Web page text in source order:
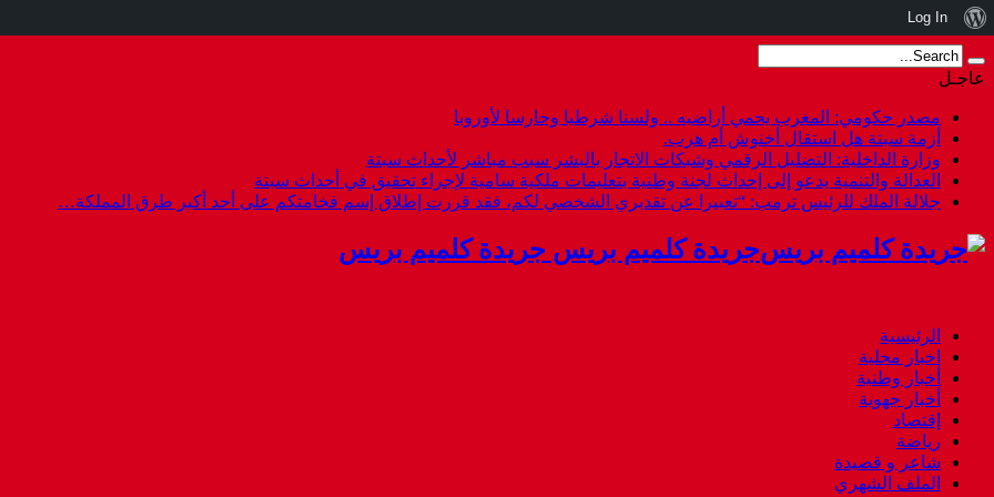
عاجـل
مصدر حكومي: المغرب يحمي أراضيه .. ولسنا شرطيا وحارسا لأوروبا
أزمة سبتة هل استقال أخنوش أم هرب.
وزارة الداخلية: التضليل الرقمي وشبكات الاتجار بالبشر سبب مباشر لأحداث سبتة
العدالة والتنمية يدعو إلى إحداث لجنة وطنية بتعليمات ملكية سامية لإجراء تحقيق في أحداث سبتة
جلالة الملك للرئيس ترمب: “تعبيرا عن تقديري الشخصي لكم، فقد قررت إطلاق إسم فخامتكم على أحد أكبر طرق المملكة…
جريدة كلميم بريس جريدة كلميم بريس
الرئيسية
اخبار محلية
أخبار وطنية
أخبار جهوية
إقتصاد
رياضة
شاعر و قصيدة
الملف الشهري
نبذة
عن
ووردبريس
Log In